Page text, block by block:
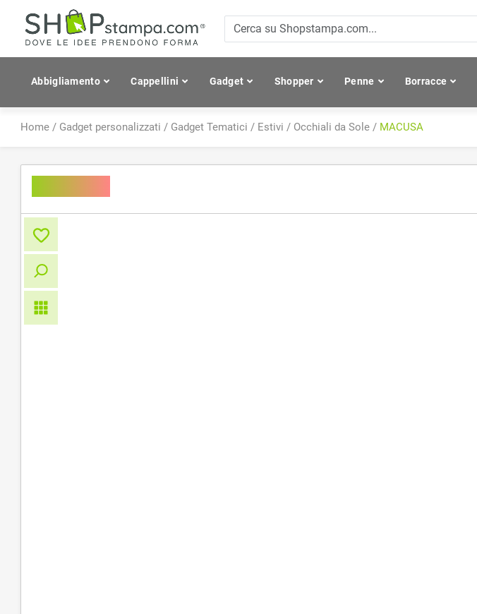
Abbigliamento Cappellini Gadget Shopper Penne Borracce
Home / Gadget personalizzati / Gadget Tematici / Estivi / Occhiali da Sole / MACUSA